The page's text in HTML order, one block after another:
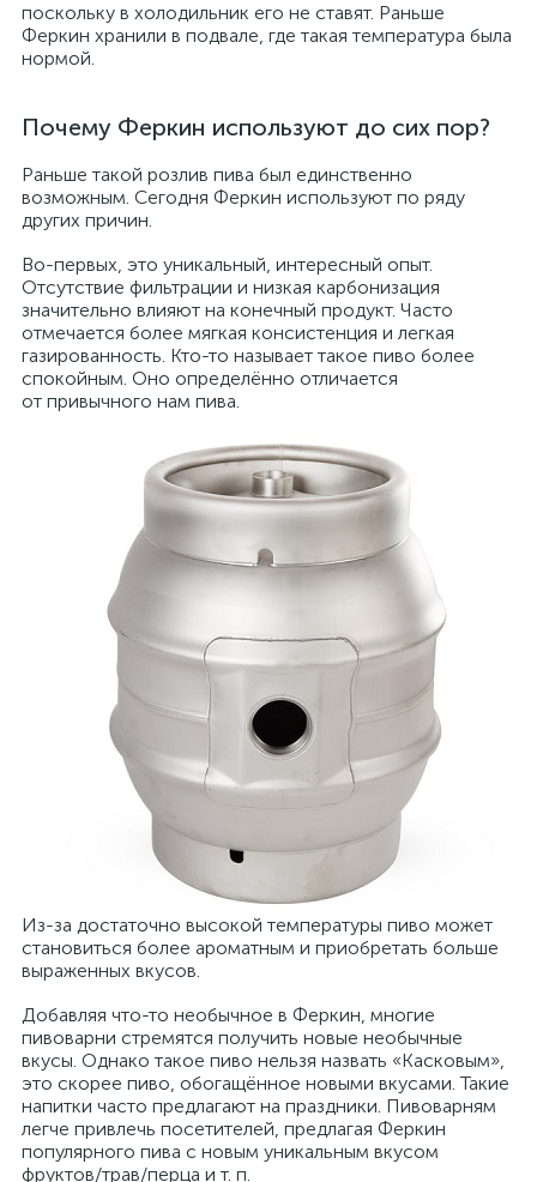
поскольку в холодильник его не ставят. Раньше
Феркин хранили в подвале, где такая температура была
нормой.
Почему Феркин используют до сих пор?
Раньше такой розлив пива был единственно
возможным. Сегодня Феркин используют по ряду
других причин.
Во-первых, это уникальный, интересный опыт.
Отсутствие фильтрации и низкая карбонизация
значительно влияют на конечный продукт. Часто
отмечается более мягкая консистенция и легкая
газированность. Кто-то называет такое пиво более
спокойным. Оно определённо отличается
от привычного нам пива.
Из-за достаточно высокой температуры пиво может
становиться более ароматным и приобретать больше
выраженных вкусов.
Добавляя что-то необычное в Феркин, многие
пивоварни стремятся получить новые необычные
вкусы. Однако такое пиво нельзя назвать «Касковым»,
это скорее пиво, обогащённое новыми вкусами. Такие
напитки часто предлагают на праздники. Пивоварням
легче привлечь посетителей, предлагая Феркин
популярного пива с новым уникальным вкусом
фруктов/трав/перца и т. п.